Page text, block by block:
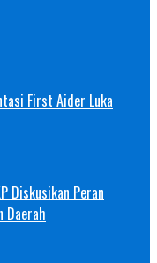
First Aider Luka
Diskusikan Peran
Daerah